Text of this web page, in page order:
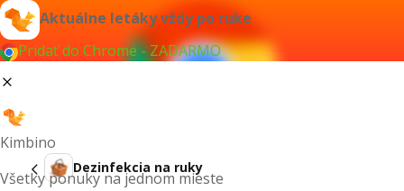
Aktuálne letáky vždy po ruke
Pridať do Chrome - ZADARMO
Kimbino
Všetky ponuky na jednom mieste
Dezinfekcia na ruky